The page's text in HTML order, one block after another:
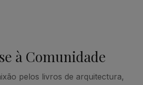
à Comunidade
pelos livros de arquitectura,